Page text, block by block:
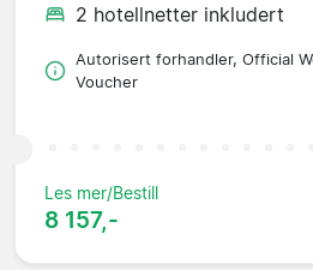
2 hotellnetter inkludert
Autorisert forhandler, Official
Voucher
Les mer/Bestill
8 157,-